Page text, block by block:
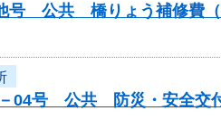
号 公共 橋りょう補修費
－04号 公共 防災・安全交